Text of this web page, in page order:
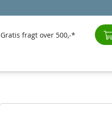
Gratis fragt over 500,-